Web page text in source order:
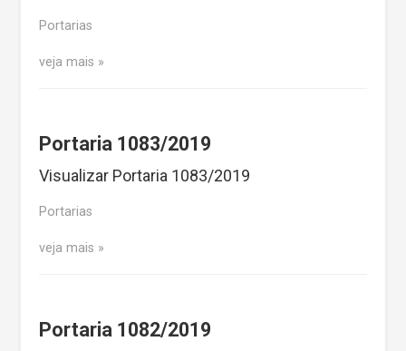
Portarias
veja mais
Portaria 1083/2019
Visualizar Portaria 1083/2019
Portarias
veja mais
Portaria 1082/2019